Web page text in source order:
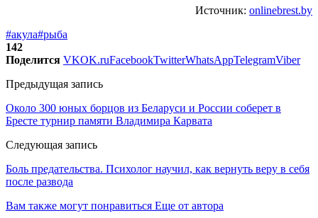
Источник: onlinebrest.by
#акула#рыба
142
Поделится VKOK.ruFacebookTwitterWhatsAppTelegramViber
Предыдущая запись
Около 300 юных борцов из Беларуси и России соберет в
Бресте турнир памяти Владимира Карвата
Следующая запись
Боль предательства. Психолог научил, как вернуть веру в себя
после развода
Вам также могут понравиться Еще от автора